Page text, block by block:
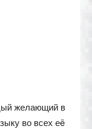
желающий в
во всех еë